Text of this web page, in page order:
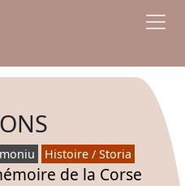
Histoire / Storia
de la Corse